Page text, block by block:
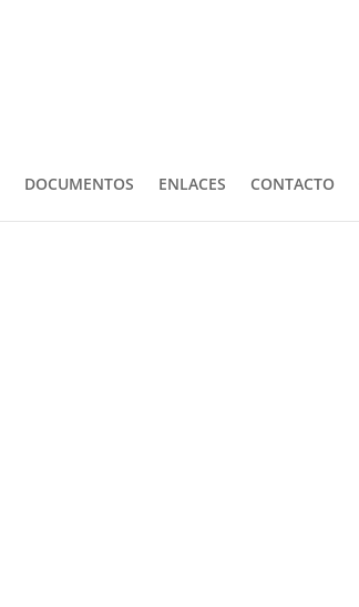
DOCUMENTOS ENLACES CONTACTO